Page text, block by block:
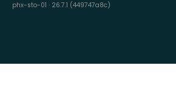
phx-sto-01 · 26.7.1 (449747a8c)